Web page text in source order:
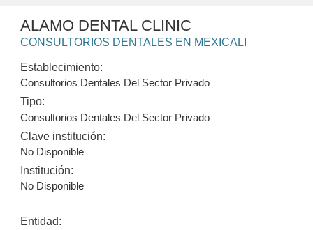
ALAMO DENTAL CLINIC
CONSULTORIOS DENTALES EN MEXICALI
Establecimiento:
Consultorios Dentales Del Sector Privado
Tipo:
Consultorios Dentales Del Sector Privado
Clave institución:
No Disponible
Institución:
No Disponible
Entidad: